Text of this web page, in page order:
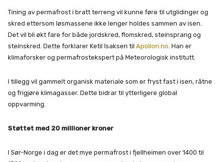
Tining av permafrost i bratt terreng vil kunne føre til utglidinger og
skred ettersom løsmassene ikke lenger holdes sammen av isen.
Det vil bli økt fare for både jordskred, flomskred, steinsprang og
steinskred. Dette forklarer Ketil Isaksen til Apollon.no. Han er
klimaforsker og permafrostekspert på Meteorologisk institutt.
I tillegg vil gammelt organisk materiale som er fryst fast i isen, råtne
og frigjøre klimagasser. Dette bidrar til ytterligere global
oppvarming.
Støttet med 20 millioner kroner
I Sør-Norge i dag er det mye permafrost i fjellheimen over 1400 til